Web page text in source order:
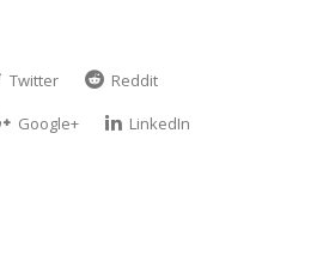
Twitter
Reddit
Google+
LinkedIn